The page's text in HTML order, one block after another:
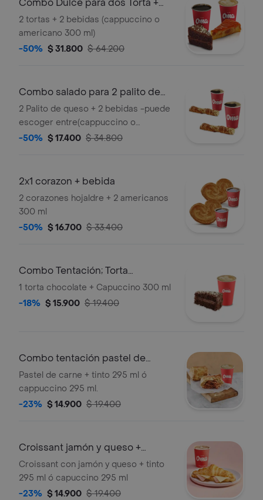
Combo Dulce para dos Torta +
bebida
2 tortas + 2 bebidas (cappuccino o
americano 300 ml)
-50% $ 31.800 $ 64.200
Combo salado para 2 palito de
queso + be
2 Palito de queso + 2 bebidas -puede
escoger entre(cappuccino o
americano 300ml)
-50% $ 17.400 $ 34.800
2x1 corazon + bebida
2 corazones hojaldre + 2 americanos
300 ml
-50% $ 16.700 $ 33.400
Combo Tentación; Torta
Chocolate+ Cappuc
1 torta chocolate + Capuccino 300 ml
-18% $ 15.900 $ 19.400
Combo tentación pastel de
carne + Bebid
Pastel de carne + tinto 295 ml ó
cappuccino 295 ml.
-23% $ 14.900 $ 19.400
Croissant jamón y queso +
Bebida
Croissant con jamón y queso + tinto
295 ml ó capuccino 295 ml
-23% $ 14.900 $ 19.400